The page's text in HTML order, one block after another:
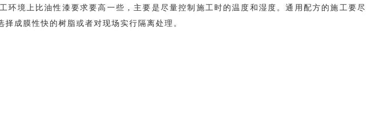
境上比油性漆要求要高一些，主要是尽量控制施工时的温度和湿度。通用配方的施工要尽
成膜性快的树脂或者对现场实行隔离处理。